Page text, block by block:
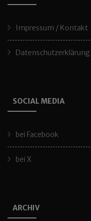
Impressum / Kontakt
Datenschutzerklärung
SOCIAL MEDIA
bei Facebook
bei X
ARCHIV